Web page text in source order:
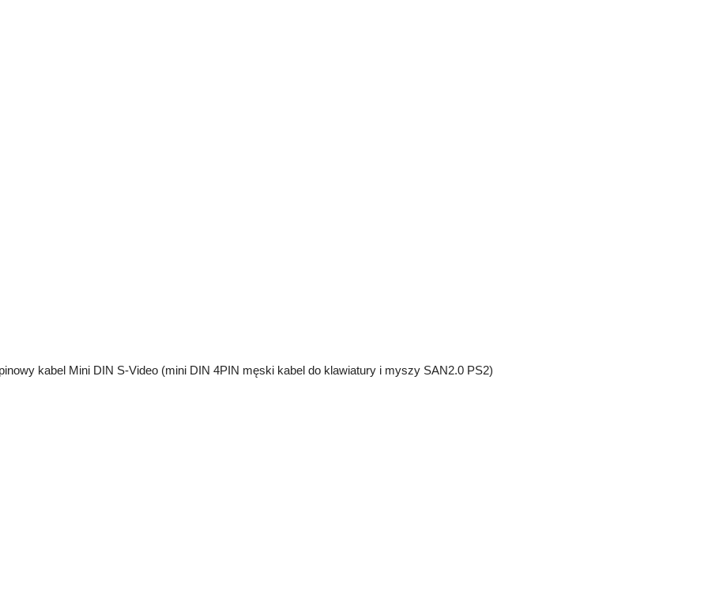
kabel Mini DIN S-Video (mini DIN 4PIN męski kabel do klawiatury i myszy SAN2.0 PS2)